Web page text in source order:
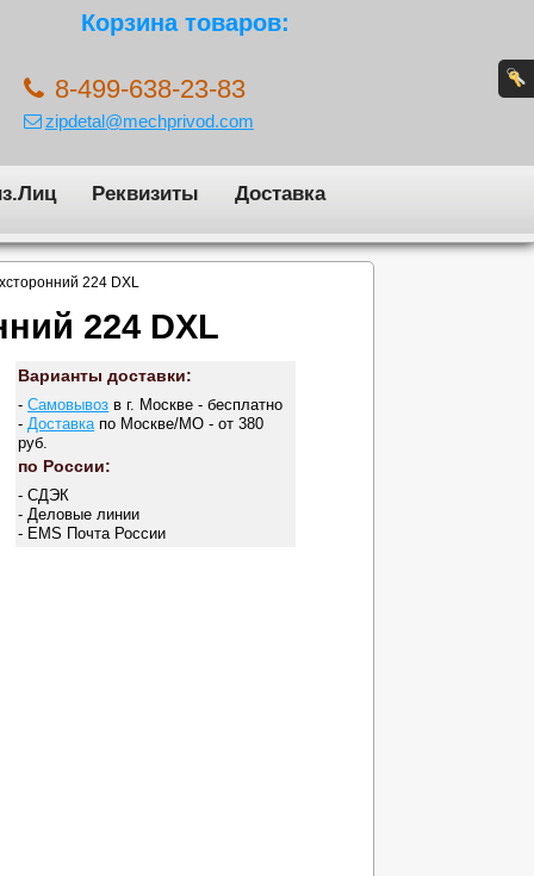
Корзина товаров:
8-499-638-23-83
zipdetal@mechprivod.com
Реквизиты
Доставка
224 DXL
224 DXL
Варианты доставки:
-Самовывоз в г. Москве - бесплатно
- Доставка по Москве/МО - от 380
руб.
по России:
- СДЭК
- Деловые линии
- EMS Почта России